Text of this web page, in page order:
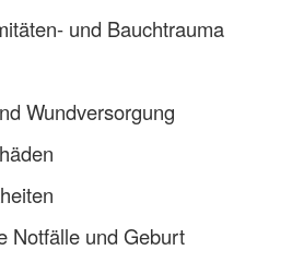
und Bauchtrauma
Wundversorgung
Notfälle und Geburt